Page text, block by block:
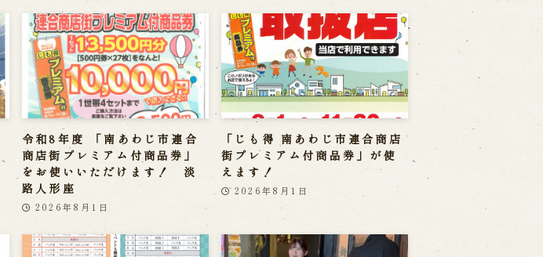
令和8年度 「南あわじ市連合
商店街プレミアム付商品券」
をお使いいただけます！ 淡
路人形座
2026年8月1日
「じも得 南あわじ市連合商店
街プレミアム付商品券」が使
えます！
2026年8月1日